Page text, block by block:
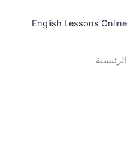
إلىEnglish Lessons Online
الرئيسية